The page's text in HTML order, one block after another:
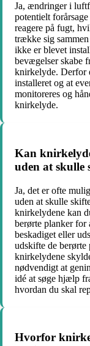
Ja, ændringer i
potentielt
reagere på fugt,
trække sig
ikke er blevet
bevægelser skabe
knirkelyde. Derfor
installeret og at
monitoreres og
knirkelyde.
Kan
uden at skulle
Ja, det er ofte
uden at skulle
knirkelydene kan
berørte planker for
beskadiget eller
udskifte de
knirkelydene
nødvendigt at
idé at søge hjælp
hvordan du skal
Hvorfor